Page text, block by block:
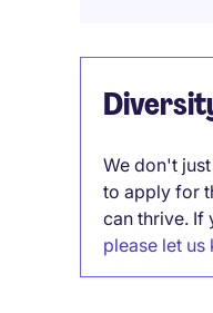
We don't
to apply for
can thrive. If
please let us